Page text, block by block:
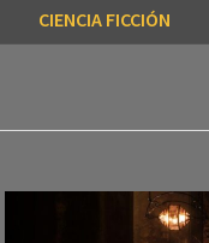
CIENCIA FICCIÓN